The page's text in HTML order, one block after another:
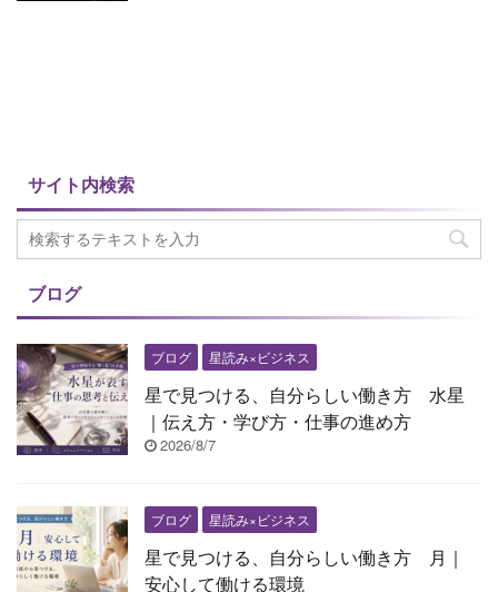
サイト内検索
ブログ
ブログ 星読み×ビジネス
星で見つける、自分らしい働き方 水星
｜伝え方・学び方・仕事の進め方
2026/8/7
ブログ 星読み×ビジネス
星で見つける、自分らしい働き方 月｜
安心して働ける環境